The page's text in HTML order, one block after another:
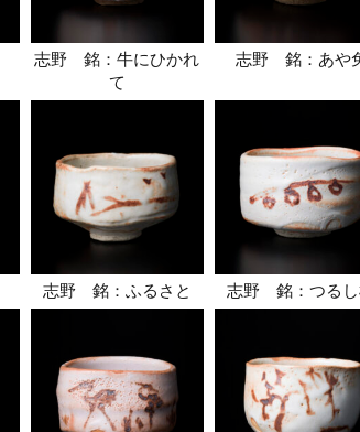
志野 銘：牛にひかれ
て
志野 銘：あや
志野 銘：ふるさと 志野 銘：つる